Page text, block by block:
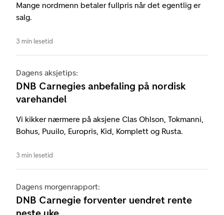
Mange nordmenn betaler fullpris når det egentlig er
salg.
3 min lesetid
Dagens aksjetips:
DNB Carnegies anbefaling på nordisk
varehandel
Vi kikker nærmere på aksjene Clas Ohlson, Tokmanni,
Bohus, Puuilo, Europris, Kid, Komplett og Rusta.
3 min lesetid
Dagens morgenrapport:
DNB Carnegie forventer uendret rente